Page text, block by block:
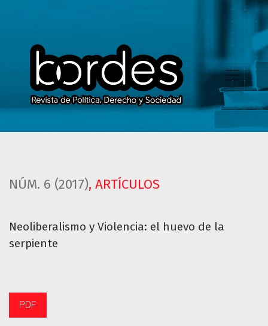
NÚM. 6 (2017), ARTÍCULOS
Neoliberalismo y Violencia: el huevo de la
serpiente
PDF